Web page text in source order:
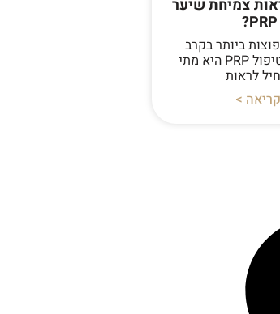
צמיחת שיער
ביותר בקרב
אנשים השוקלים טיפול PRP היא מתי
לראות
>